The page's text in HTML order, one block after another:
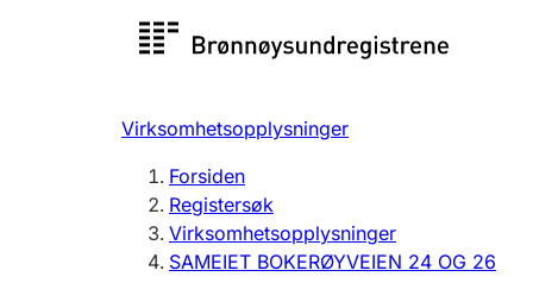
Registersøk
Registrere, endre, slette
Virksomhetsopplysninger
Forsiden
Registersøk
Virksomhetsopplysninger
SAMEIET BOKERØYVEIEN 24 OG 26